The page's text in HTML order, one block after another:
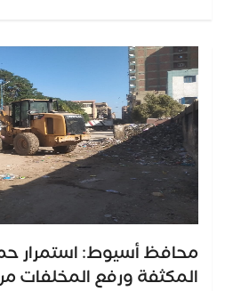
محافظ أسيوط: استمرار
المكثفة ورفع المخلفات